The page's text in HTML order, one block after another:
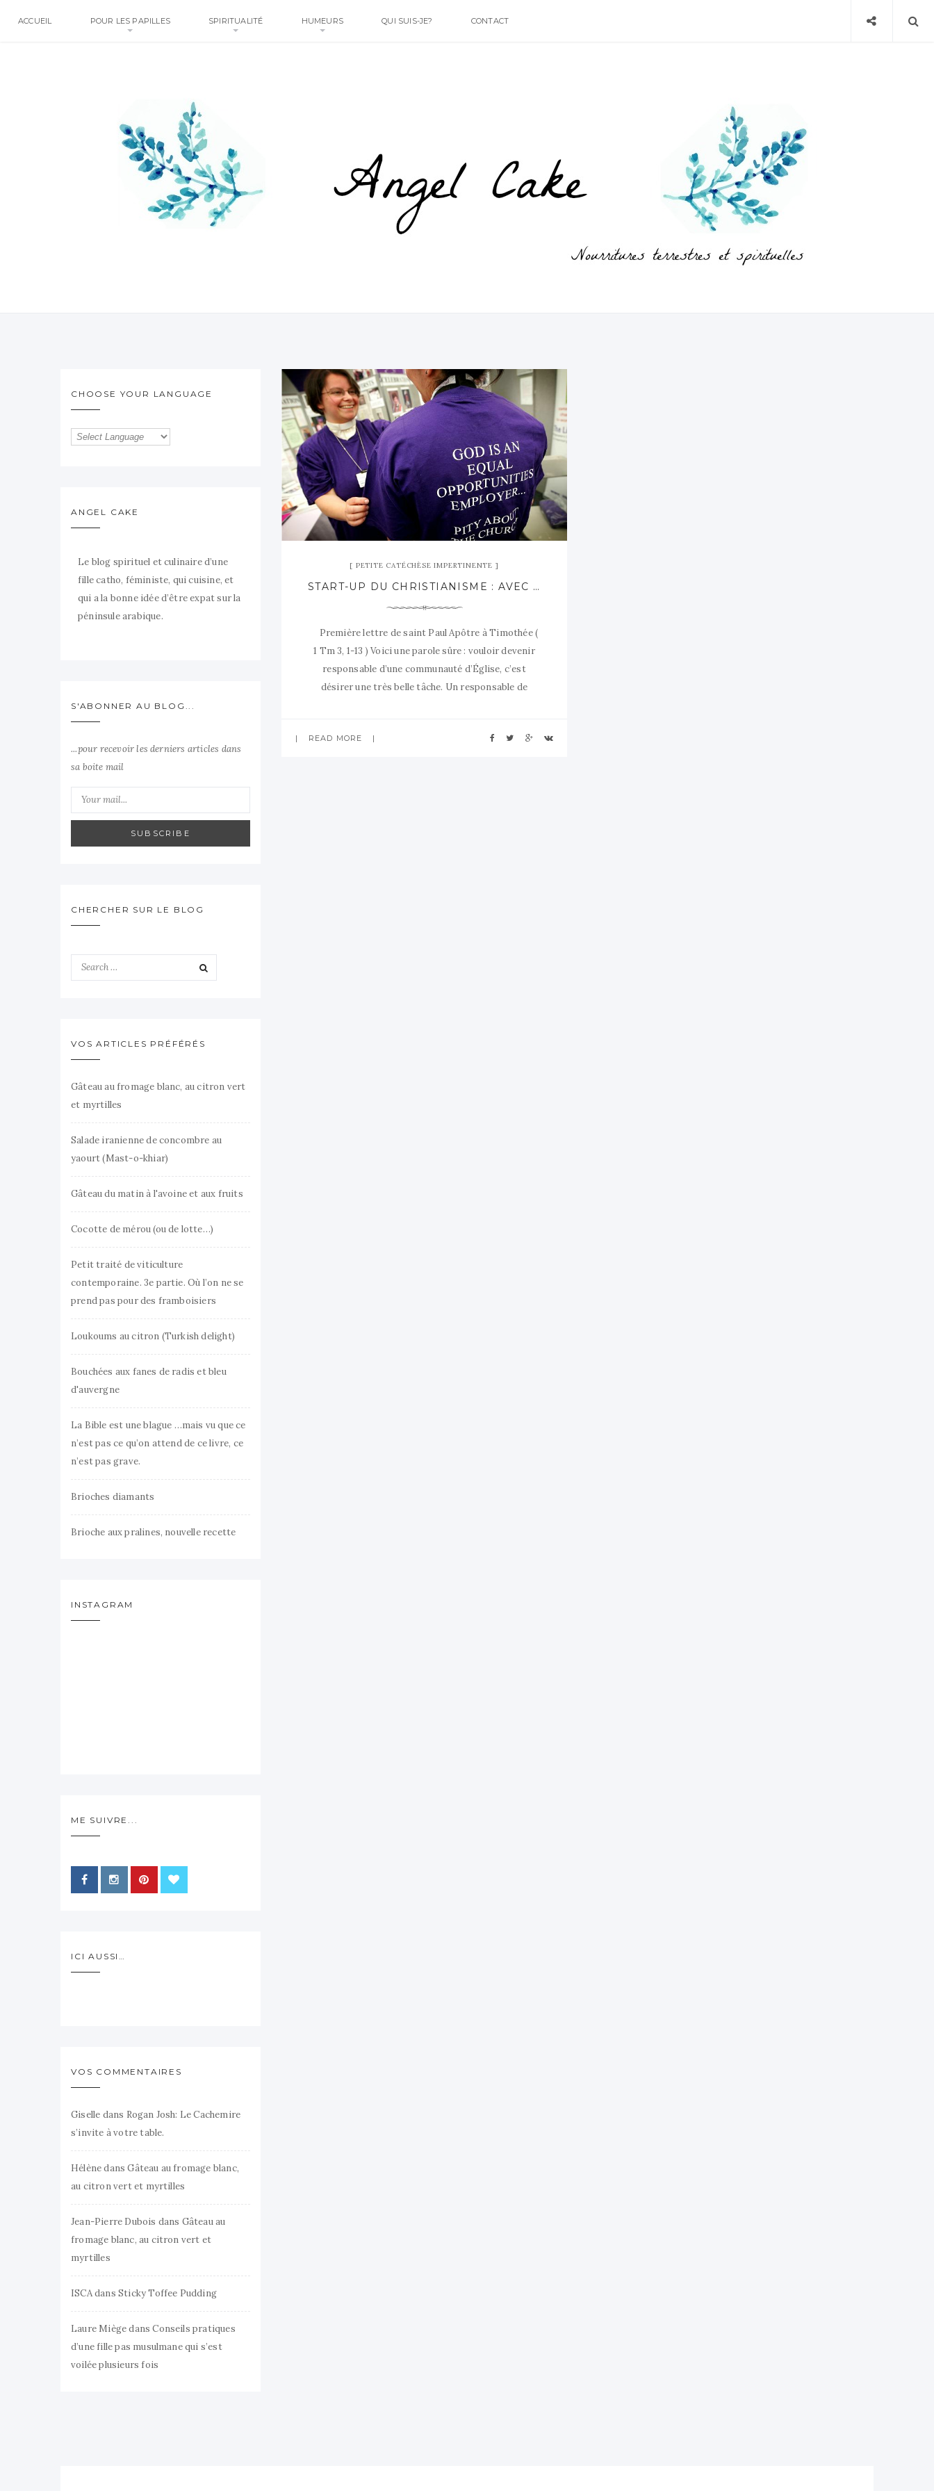
ACCUEIL POUR LES PAPILLES SPIRITUALITÉ HUMEURS QUI SUIS-JE? CONTACT
PETITE CATÉCHÈSE IMPERTINENTE
START-UP DU CHRISTIANISME : AVEC DES FEMMES !
Première lettre de saint Paul Apôtre à Timothée (
1 Tm 3, 1-13 ) Voici une parole sûre : vouloir devenir
responsable d’une communauté d’Église, c’est
désirer une très belle tâche. Un responsable de
réfléchi, ouvrant sa maison à tous, capable
READ MORE
CHOOSE YOUR LANGUAGE
ANGEL CAKE
Le blog spirituel et culinaire d’une
fille catho, féministe, qui cuisine, et
qui a la bonne idée d’être expat sur la
péninsule arabique.
S'ABONNER AU BLOG...
...pour recevoir les derniers articles dans
sa boite mail
SUBSCRIBE
CHERCHER SUR LE BLOG
VOS ARTICLES PRÉFÉRÉS
Gâteau au fromage blanc, au citron vert
et myrtilles
Salade iranienne de concombre au
yaourt (Mast-o-khiar)
Gâteau du matin à l'avoine et aux fruits
Cocotte de mérou (ou de lotte…)
Petit traité de viticulture
contemporaine. 3e partie. Où l’on ne se
prend pas pour des framboisiers
Loukoums au citron (Turkish delight)
Bouchées aux fanes de radis et bleu
d'auvergne
La Bible est une blague …mais vu que ce
n’est pas ce qu’on attend de ce livre, ce
n’est pas grave.
Brioches diamants
Brioche aux pralines, nouvelle recette
INSTAGRAM
ME SUIVRE...
ICI AUSSI…
VOS COMMENTAIRES
Giselle dans Rogan Josh: Le Cachemire
s’invite à votre table.
HélènedansGâteau au fromage blanc,
au citron vert et myrtilles
Jean-Pierre Dubois dans Gâteau au
fromage blanc, au citron vert et
myrtilles
ISCAdans Sticky Toffee Pudding
Laure MiègedansConseils pratiques
d’une fille pas musulmane qui s’est
voilée plusieurs fois